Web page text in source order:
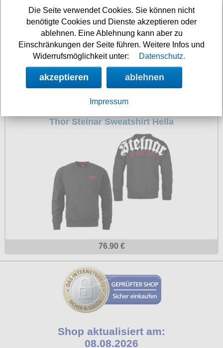
69.90 €
Thor Steinar Sweatshirt Hella
76.90 €
Shop aktualisiert am:
08.08.2026
Die Seite verwendet Cookies. Sie können nicht
benötigte Cookies und Dienste akzeptieren oder
ablehnen. Eine Ablehnung kann aber zu
Einschränkungen der Seite führen. Weitere Infos und
Widerrufsmöglichkeit unter:
Datenschutz.
akzeptieren ablehnen
Impressum